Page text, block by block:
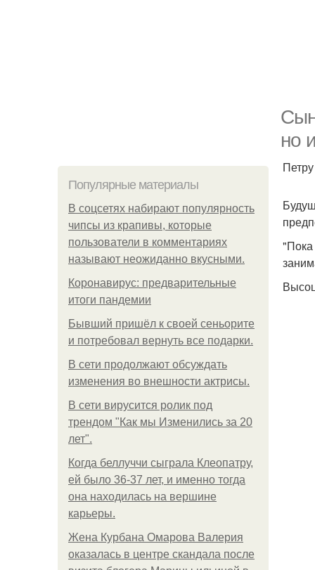
но
Популярные материалы
В соцсетях набирают популярность
чипсы из крапивы, которые
пользователи в комментариях
называют неожиданно вкусными.
Коронавирус: предварительные
итоги пандемии
Бывший пришёл к своей сеньорите
и потребовал вернуть все подарки.
В сети продолжают обсуждать
изменения во внешности актрисы.
В сети вирусится ролик под
трендом "Как мы Изменились за 20
лет".
Когда беллуччи сыграла Клеопатру,
ей было 36-37 лет, и именно тогда
она находилась на вершине
карьеры.
Жена Курбана Омарова Валерия
оказалась в центре скандала после
"Пока